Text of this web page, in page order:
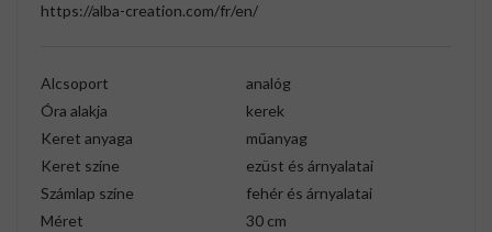
https://alba-creation.com/fr/en/
Alcsoport
analóg
Óra alakja
kerek
Keret anyaga
műanyag
Keret színe
ezüst és árnyalatai
Számlap színe
fehér és árnyalatai
Méret
30 cm